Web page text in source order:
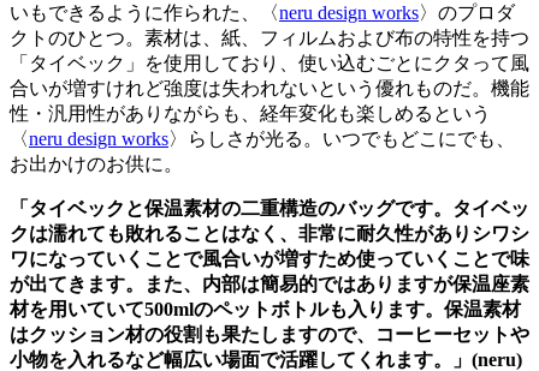
いもできるように作られた、〈neru design works〉のプロダ
クトのひとつ。素材は、紙、フィルムおよび布の特性を持つ
「タイベック」を使用しており、使い込むごとにクタって風
合いが増すけれど強度は失われないという優れものだ。機能
性・汎用性がありながらも、経年変化も楽しめるという
〈neru design works〉らしさが光る。いつでもどこにでも、
お出かけのお供に。
「タイベックと保温素材の二重構造のバッグです。タイベッ
クは濡れても敗れることはなく、非常に耐久性がありシワシ
ワになっていくことで風合いが増すため使っていくことで味
が出てきます。また、内部は簡易的ではありますが保温座素
材を用いていて500mlのペットボトルも入ります。保温素材
はクッション材の役割も果たしますので、コーヒーセットや
小物を入れるなど幅広い場面で活躍してくれます。」(neru)